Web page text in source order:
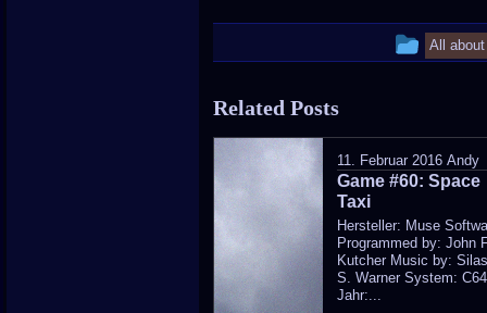
This
in
All
Related Posts
11. Februar 2016 Andy
Game #60: Space
Taxi
Hersteller: Muse
Programmed by: John
Kutcher Music by:
S. Warner System: C64
Jahr:...